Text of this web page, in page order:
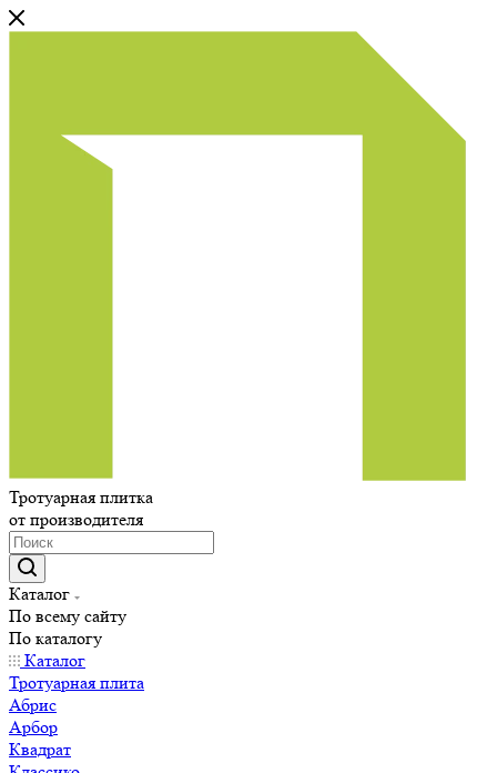
Тротуарная плитка
от производителя
Каталог
По всему сайту
По каталогу
Каталог
Тротуарная плита
Абрис
Арбор
Квадрат